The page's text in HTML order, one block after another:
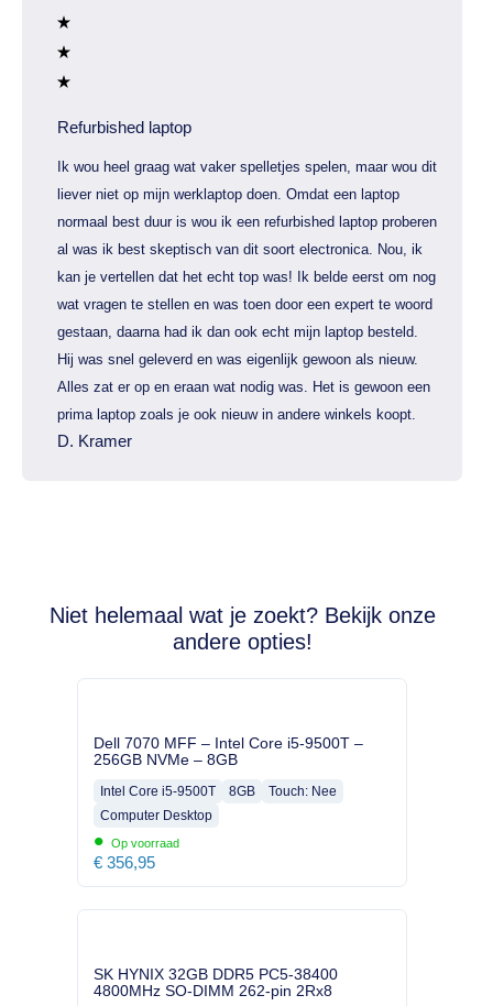
Refurbished laptop
Ik wou heel graag wat vaker spelletjes spelen, maar wou dit
liever niet op mijn werklaptop doen. Omdat een laptop
normaal best duur is wou ik een refurbished laptop proberen
al was ik best skeptisch van dit soort electronica. Nou, ik
kan je vertellen dat het echt top was! Ik belde eerst om nog
wat vragen te stellen en was toen door een expert te woord
gestaan, daarna had ik dan ook echt mijn laptop besteld.
Hij was snel geleverd en was eigenlijk gewoon als nieuw.
Alles zat er op en eraan wat nodig was. Het is gewoon een
prima laptop zoals je ook nieuw in andere winkels koopt.
D. Kramer
Niet helemaal wat je zoekt? Bekijk onze
andere opties!
Dell 7070 MFF – Intel Core i5-9500T –
256GB NVMe – 8GB
Intel Core i5-9500T 8GB
Touch: Nee
Computer Desktop
• Op voorraad
€ 356,95
SK HYNIX 32GB DDR5 PC5-38400
4800MHz SO-DIMM 262-pin 2Rx8